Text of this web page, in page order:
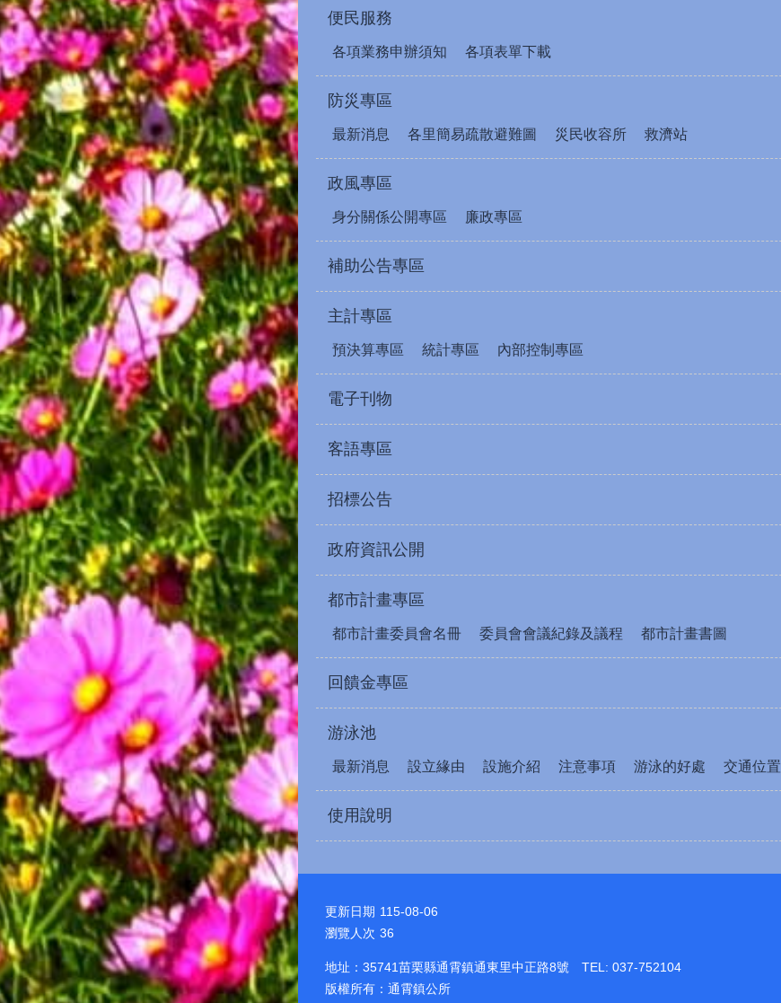
便民服務
各項業務申辦須知 各項表單下載
防災專區
最新消息 各里簡易疏散避難圖 災民收容所 救濟站
政風專區
身分關係公開專區 廉政專區
補助公告專區
主計專區
預決算專區 統計專區 內部控制專區
電子刊物
客語專區
招標公告
政府資訊公開
都市計畫專區
都市計畫委員會名冊 委員會會議紀錄及議程 都市計畫書圖
回饋金專區
游泳池
最新消息 設立緣由 設施介紹 注意事項 游泳的好處 交通位置
使用說明
更新日期 115-08-06
瀏覽人次 36
地址：35741苗栗縣通霄鎮通東里中正路8號 TEL: 037-752104
版權所有：通霄鎮公所